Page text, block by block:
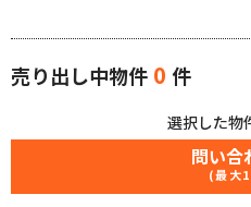
売り出し中物件 0 件
選択した物
問い合
(最大